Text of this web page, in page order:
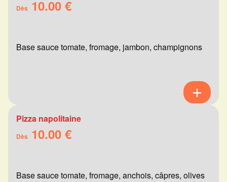
Dès 10.00 €
Base sauce tomate, fromage, jambon, champignons
Pizza napolitaine
Dès 10.00 €
Base sauce tomate, fromage, anchois, câpres, olives